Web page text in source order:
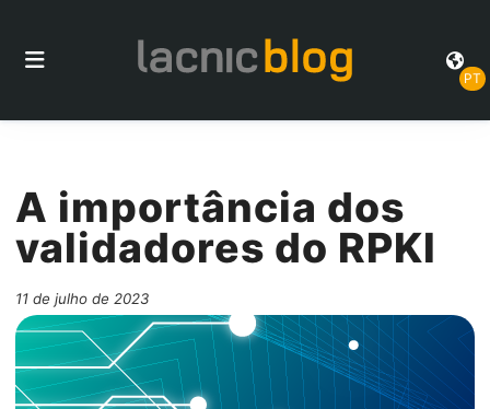
PT
A importância dos
validadores do RPKI
11 de julho de 2023